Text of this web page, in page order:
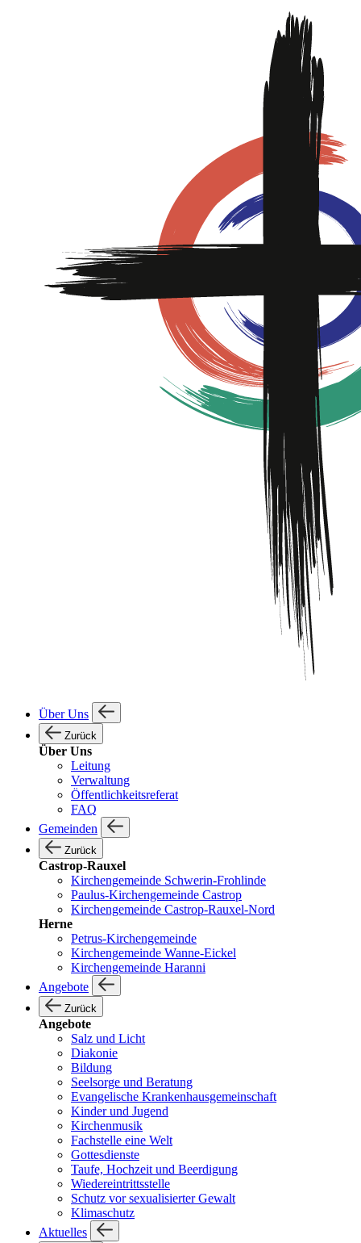
Über Uns
Zurück
Über Uns
Leitung
Verwaltung
Öffentlichkeitsreferat
FAQ
Gemeinden
Zurück
Castrop-Rauxel
Kirchengemeinde Schwerin-Frohlinde
Paulus-Kirchengemeinde Castrop
Kirchengemeinde Castrop-Rauxel-Nord
Herne
Petrus-Kirchengemeinde
Kirchengemeinde Wanne-Eickel
Kirchengemeinde Haranni
Angebote
Zurück
Angebote
Salz und Licht
Diakonie
Bildung
Seelsorge und Beratung
Evangelische Krankenhausgemeinschaft
Kinder und Jugend
Kirchenmusik
Fachstelle eine Welt
Gottesdienste
Taufe, Hochzeit und Beerdigung
Wiedereintrittsstelle
Schutz vor sexualisierter Gewalt
Klimaschutz
Aktuelles